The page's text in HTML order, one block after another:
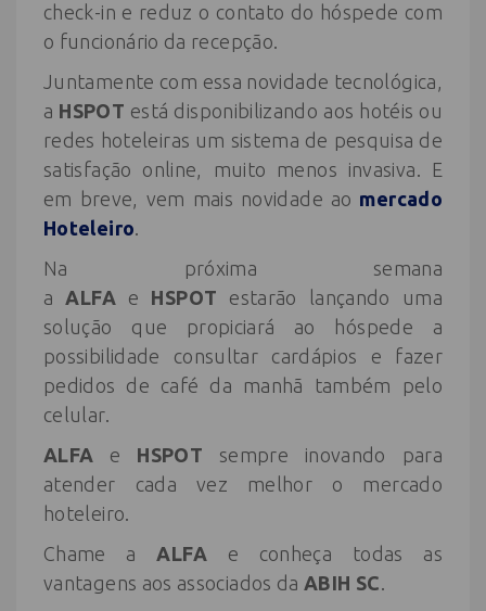
check-in e reduz o contato do hóspede com
o funcionário da recepção.
Juntamente com essa novidade tecnológica,
a HSPOT está disponibilizando aos hotéis ou
redes hoteleiras um sistema de pesquisa de
satisfação online, muito menos invasiva. E
em breve, vem mais novidade ao mercado
Hoteleiro.
Na próxima semana
aALFA e HSPOT estarão lançando uma
solução que propiciará ao hóspede a
possibilidade consultar cardápios e fazer
pedidos de café da manhã também pelo
celular.
ALFA e HSPOT sempre inovando para
atender cada vez melhor o mercado
hoteleiro.
Chame a ALFAe conheça todas as
vantagens aos associados daABIH SC.